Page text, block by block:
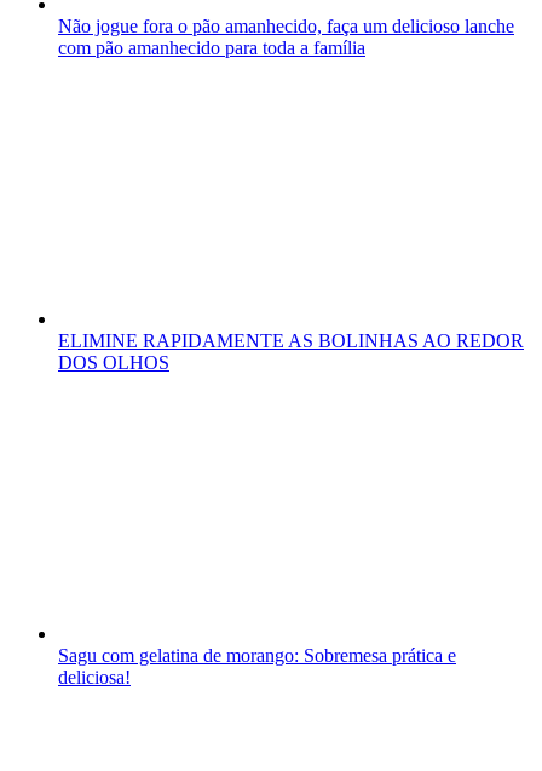
Não jogue fora o pão amanhecido, faça um delicioso lanche
com pão amanhecido para toda a família
ELIMINE RAPIDAMENTE AS BOLINHAS AO REDOR
DOS OLHOS
Sagu com gelatina de morango: Sobremesa prática e
deliciosa!